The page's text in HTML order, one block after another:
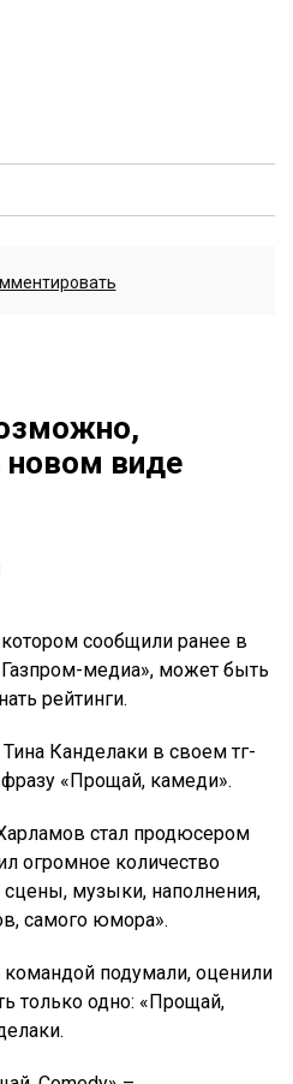
новом виде
сообщили ранее в
медиа», может быть
рейтинги.
Канделаки в своем тг-
«Прощай, камеди».
стал продюсером
огромное количество
сцены, музыки, наполнения,
самого юмора».
подумали, оценили
только одно: «Прощай,